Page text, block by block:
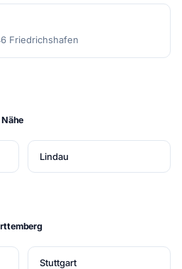
Friedrichshafen
Lindau
Stuttgart